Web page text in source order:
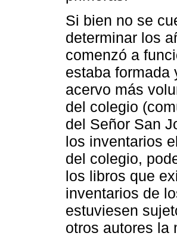
Si bien no se
determinar los
comenzó a
estaba formada
acervo más
del colegio
del Señor San
los inventarios
del colegio,
los libros que
inventarios de
estuviesen
otros autores la